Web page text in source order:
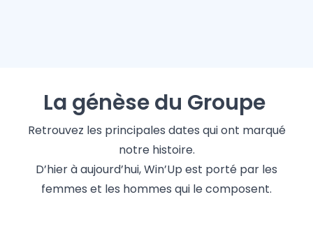
La génèse du Groupe
Retrouvez les principales dates qui ont marqué
notre histoire.
D’hier à aujourd’hui, Win’Up est porté par les
femmes et les hommes qui le composent.